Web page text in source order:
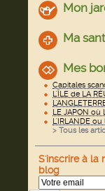
Mon
Ma
Mes
Capitales
L'ÎLE de LA
LE JAPON où
L'IRLANDE ou
> Tous les
S'inscrire à la
blog